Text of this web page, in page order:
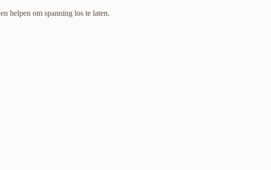
helpen om spanning los te laten.